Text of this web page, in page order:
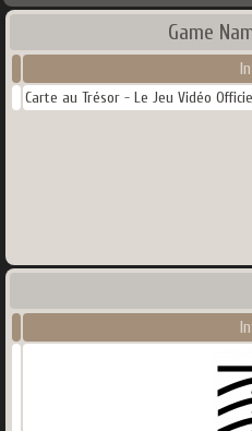
Game
Carte au Trésor - Le Jeu Vidéo